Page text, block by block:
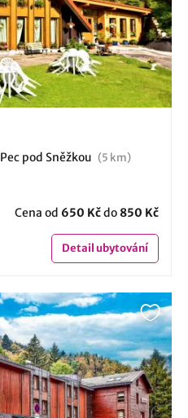
Pec pod Sněžkou (5 km)
Cena od 650 Kčdo 850 Kč
Detailubytování